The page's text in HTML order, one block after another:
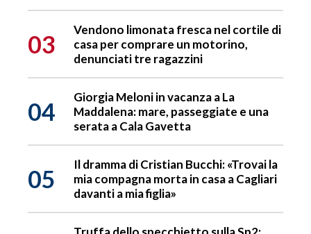
03
Vendono limonata fresca nel cortile di
casa per comprare un motorino,
denunciati tre ragazzini
04
Giorgia Meloni in vacanza a La
Maddalena: mare, passeggiate e una
serata a Cala Gavetta
05
Il dramma di Cristian Bucchi: «Trovai la
mia compagna morta in casa a Cagliari
davanti a mia figlia»